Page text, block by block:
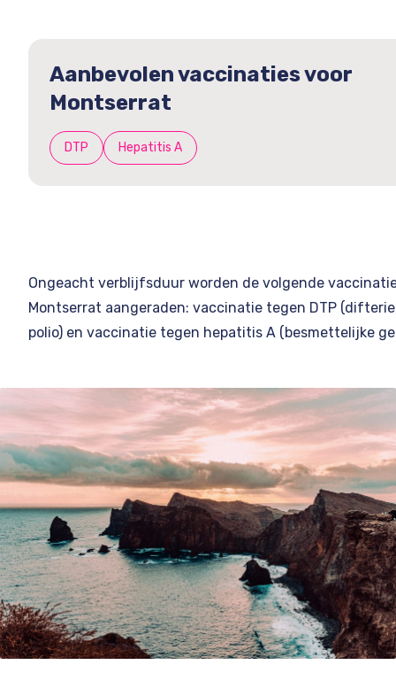
Aanbevolen vaccinaties voor
Montserrat
DTP Hepatitis A
Ongeacht verblijfsduur worden de volgende
Montserrat aangeraden: vaccinatie tegen DTP
polio) en vaccinatie tegen hepatitis A (besmettelijke